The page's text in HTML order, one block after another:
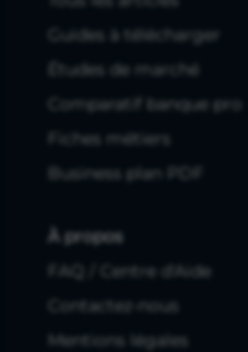
Guides à télécharger
Études de marché
Comparatif banque pro
Fiches métiers
Business plan PDF
À propos
FAQ / Centre d'Aide
Contactez-nous
Mentions légales